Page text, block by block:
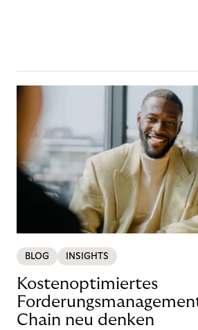
BLOG INSIGHTS
Kostenoptimiertes
Chain neu denken